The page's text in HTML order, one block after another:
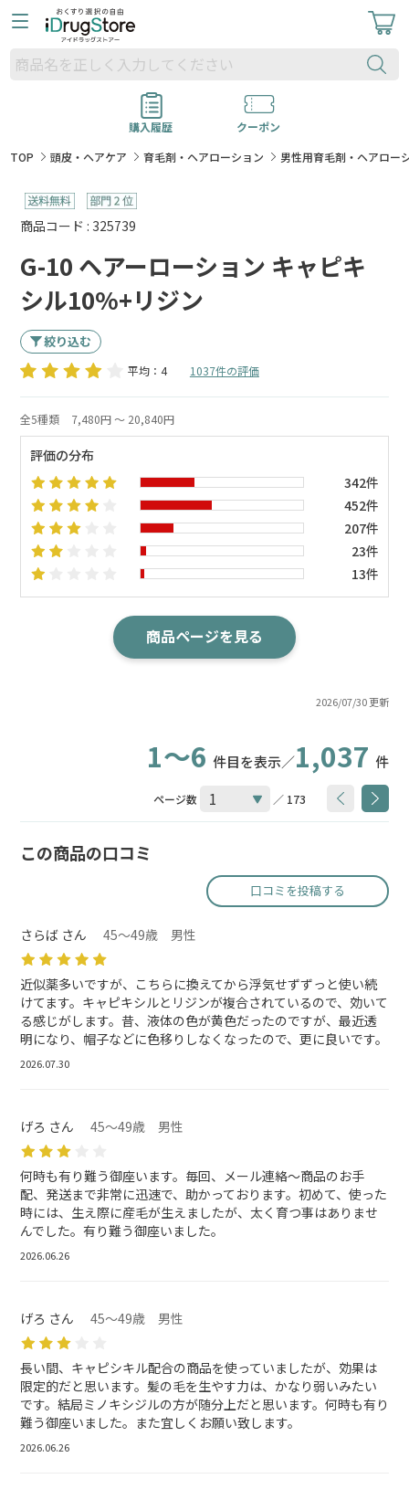
購入履歴
クーポン
TOP
頭皮・ヘアケア 育毛剤・ヘアローション 男性用育毛剤・ヘアロー
商品コード : 325739
G-10 ヘアーローション キャピキ
シル10%+リジン
絞り込む
平均：4 1037件の評価
2026/07/30 更新
全5種類 7,480円 ～ 20,840円
評価の分布
342件
452件
207件
23件
13件
商品ページを見る
1～6 件目を表示／1,037 件
ページ数 ／ 173
この商品の口コミ
口コミを投稿する
さらば さん 45～49歳 男性
近似薬多いですが、こちらに換えてから浮気せずずっと使い続
けてます。キャピキシルとリジンが複合されているので、効いて
る感じがします。昔、液体の色が黄色だったのですが、最近透
明になり、帽子などに色移りしなくなったので、更に良いです。
2026.07.30
げろ さん 45～49歳 男性
何時も有り難う御座います。毎回、メール連絡～商品のお手
配、発送まで非常に迅速で、助かっております。初めて、使った
時には、生え際に産毛が生えましたが、太く育つ事はありませ
んでした。有り難う御座いました。
2026.06.26
げろ さん 45～49歳 男性
長い間、キャピシキル配合の商品を使っていましたが、効果は
限定的だと思います。髪の毛を生やす力は、かなり弱いみたい
です。結局ミノキシジルの方が随分上だと思います。何時も有り
難う御座いました。また宜しくお願い致します。
2026.06.26